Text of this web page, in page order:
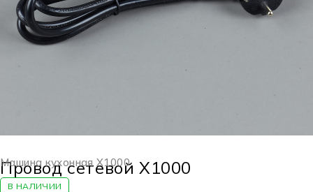
Машина кухонная X1000
Провод сетевой X1000
В НАЛИЧИИ